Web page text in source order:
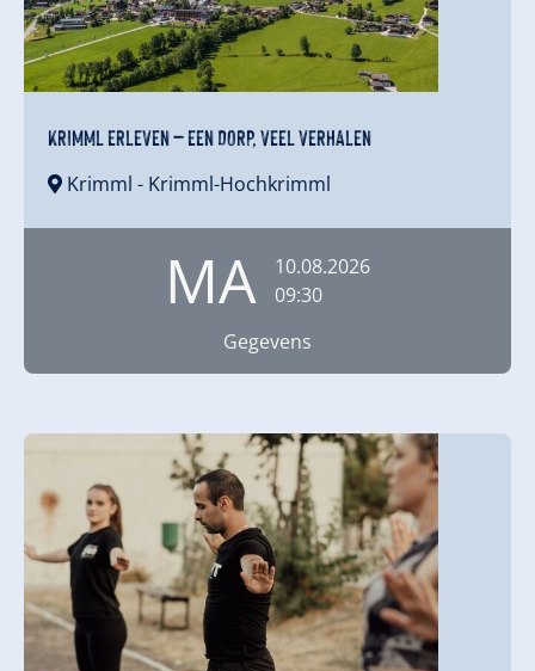
KRIMML ERLEVEN – EEN DORP, VEEL VERHALEN
Krimml - Krimml-Hochkrimml
MA
10.08.2026
09:30
Gegevens